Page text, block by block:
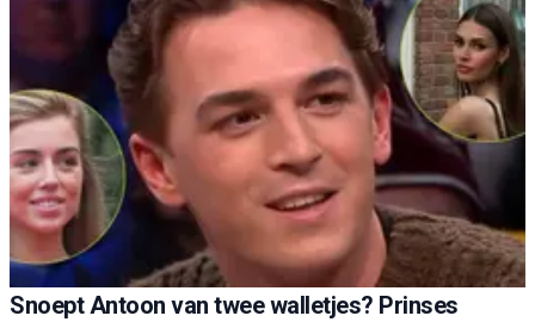
Snoept Antoon van twee walletjes? Prinses